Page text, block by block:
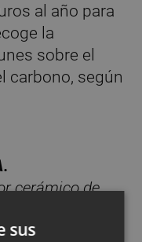
al año para
la
sobre el
carbono, según
cerámico de
en un solo
del
sus